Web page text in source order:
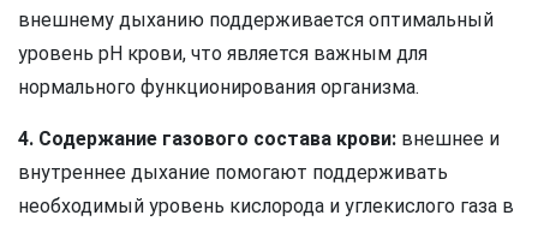
внешнему дыханию поддерживается оптимальный
уровень pH крови, что является важным для
нормального функционирования организма.
4. Содержание газового состава крови: внешнее и
внутреннее дыхание помогают поддерживать
необходимый уровень кислорода и углекислого газа в